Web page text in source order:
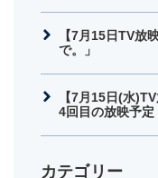
【7月15日TV放
で。」
【7月15日(水
4回目の放映予定
カテゴリー